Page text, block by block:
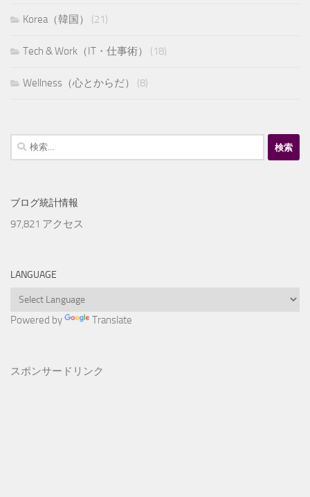
Korea（韓国） (21)
Tech & Work（IT・仕事術） (18)
Wellness（心とからだ） (8)
検
索:
ブログ統計情報
97,821 アクセス
LANGUAGE
Powered by Translate
スポンサードリンク